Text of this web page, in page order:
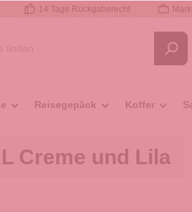
14 Tage Rückgaberecht
Reisegepäck Koffer
Creme und Lila